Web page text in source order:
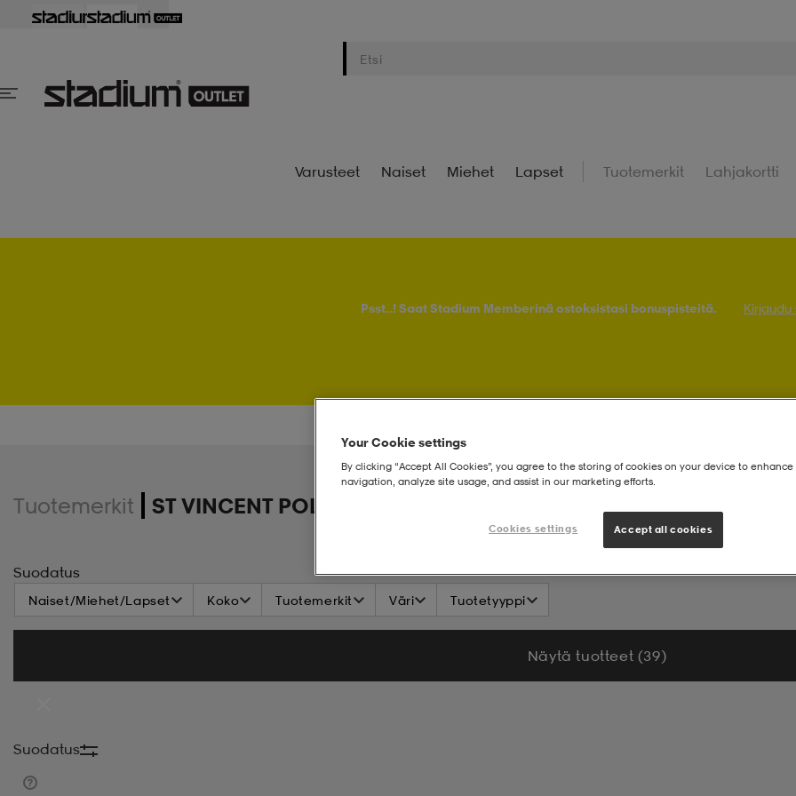
Varusteet Naiset Miehet Lapset Tuotemerkit Lahjakortti
Psst..! Saat Stadium Memberinä ostoksistasi bonuspisteitä. Kirjaudu
Tuotemerkit ST VINCENT POLO CLUB
Suodatus
Naiset/Miehet/Lapset Koko Tuotemerkit Väri Tuotetyyppi
Näytä tuotteet (39)
Suodatus
Your Cookie settings
By clicking “Accept All Cookies”, you agree to the storing of cookies on your device to enhance
navigation, analyze site usage, and assist in our marketing efforts.
Cookies settings Accept all cookies